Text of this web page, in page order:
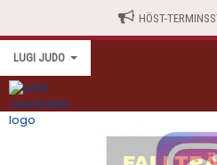
HÖST-
LUGI JUDO
HEM